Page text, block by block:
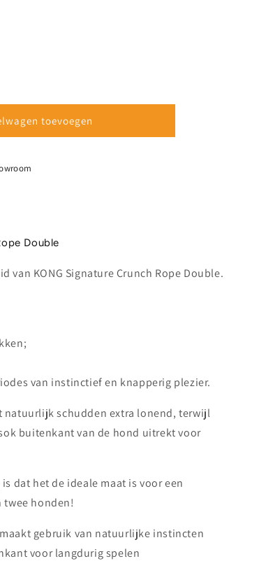
toevoegen
Double
van KONG Signature Crunch Rope Double.
van instinctief en knapperig plezier.
natuurlijk schudden extra lonend, terwijl
buitenkant van de hond uitrekt voor
dat het de ideale maat is voor een
honden!
gebruik van natuurlijke instincten
voor langdurig spelen